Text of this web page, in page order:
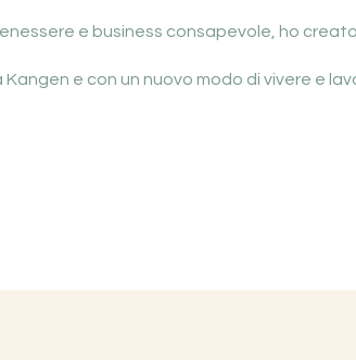
e business consapevole, ho
e con un nuovo modo di vivere e